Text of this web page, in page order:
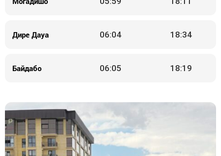
Дире Дауа 06:04 18:34
Байдабо 06:05 18:19